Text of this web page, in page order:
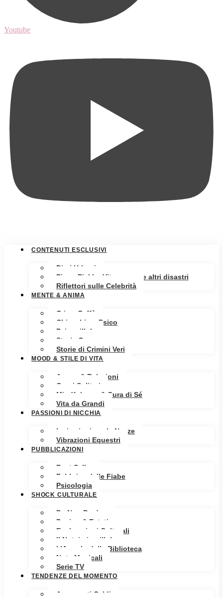
Youtube
CONTENUTI ESCLUSIVI
Diari Urbani
Pippa Pickle: Vita, amore e altri disastri
Riflettori sulle Celebrità
MENTE & ANIMA
Crime Caffè
Chiacchiere Psico
Psicopillole
Storia Oscura
Storie di Crimini Veri
MOOD & STILE DI VITA
Amore & Relazioni
Cuori Solitari
Mindfulness & Cura di Sé
Vita da Grandi
PASSIONI DI NICCHIA
Ispirazioni per le Nozze
Vibrazioni Equestri
PUBBLICAZIONI
Best Seller
Fabbrica delle Fiabe
Psicologia
SHOCK CULTURALE
Da Non Perdere
Design & Estetica
Esplorazioni Culturali
Il Notaio in pillole
L’Angolo della Biblioteca
Note Musicali
Serie TV
TENDENZE DEL MOMENTO
Argomenti Caldi